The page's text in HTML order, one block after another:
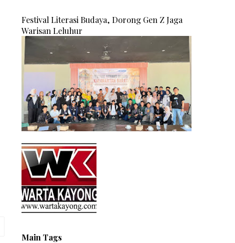
Festival Literasi Budaya, Dorong Gen Z Jaga
Warisan Leluhur
Main Tags